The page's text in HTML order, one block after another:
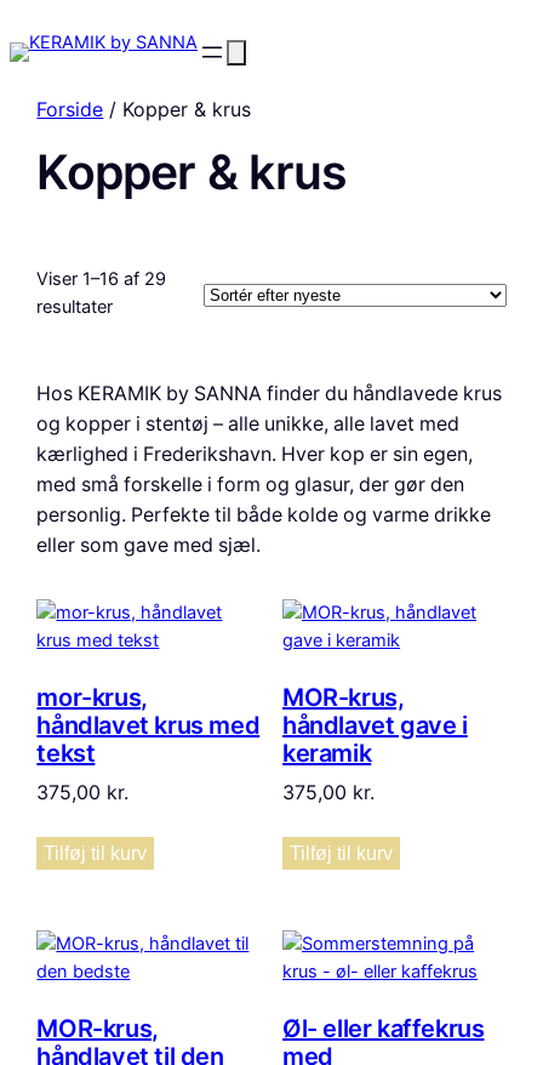
Forside / Kopper & krus
Kopper & krus
Viser 1–16 af 29
resultaterSorteret
Hos KERAMIK by SANNA finder du håndlavede krus
og kopper i stentøj – alle unikke, alle lavet med
kærlighed i Frederikshavn. Hver kop er sin egen,
med små forskelle i form og glasur, der gør den
personlig. Perfekte til både kolde og varme drikke
eller som gave med sjæl.
mor-krus,
håndlavet krus med
tekst
375,00 kr.
Tilføj til kurv
MOR-krus,
håndlavet gave i
keramik
375,00 kr.
Tilføj til kurv
MOR-krus,
håndlavet til den
Øl- eller kaffekrus
med